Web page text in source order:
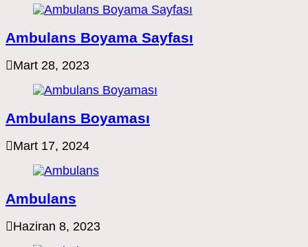
Ambulans Boyama Sayfası
Mart 28, 2023
Ambulans Boyaması
Mart 17, 2024
Ambulans
Haziran 8, 2023